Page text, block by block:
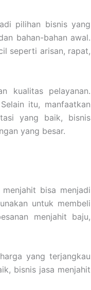
pilihan bisnis yang
bahan-bahan awal.
seperti arisan, rapat,
kualitas pelayanan.
itu, manfaatkan
yang baik, bisnis
yang besar.
bisa menjadi
untuk membeli
menjahit baju,
yang terjangkau
bisnis jasa menjahit